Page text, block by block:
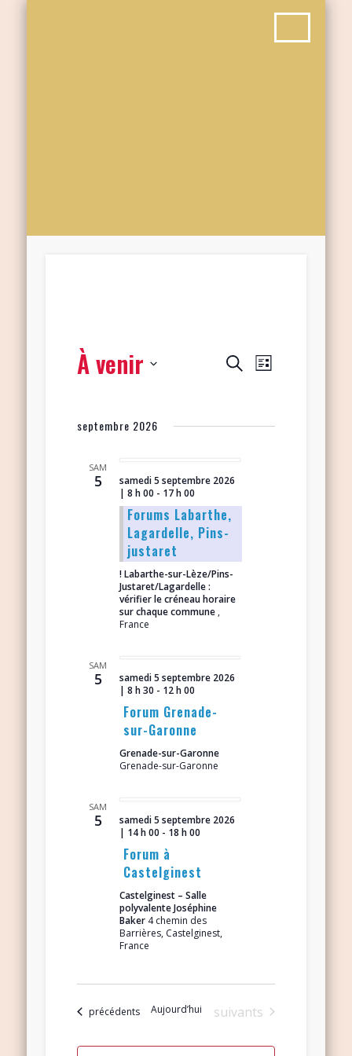
Recherche
Évènements
RechercheNavigation
Liste
À venir
date.
septembre 2026
SAM
5
samedi 5 septembre 2026
| 8 h 00 - 17 h 00
Forums Labarthe,
Lagardelle, Pins-
justaret
! Labarthe-sur-Lèze/Pins-
Justaret/Lagardelle :
vérifier le créneau horaire
sur chaque commune ,
France
SAM
5
samedi 5 septembre 2026
| 8 h 30 - 12 h 00
Forum Grenade-
sur-Garonne
Grenade-sur-Garonne
Grenade-sur-Garonne
SAM
5
samedi 5 septembre 2026
| 14 h 00 - 18 h 00
Forum à
Castelginest
Castelginest – Salle
polyvalente Joséphine
Baker 4 chemin des
Barrières, Castelginest,
France
Évènements
précédents Aujourd’hui Évènements
suivants